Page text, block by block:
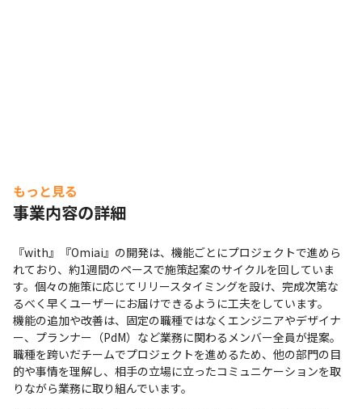
もっと見る
事業内容の詳細
『with』『Omiai』の開発は、機能ごとにプロジェクトで進めら
れており、約1週間のペースで施策起案のサイクルを回していま
す。個々の施策に応じてリリースタイミングを設け、完成次第な
るべく早くユーザーにお届けできるように工夫をしています。
機能の追加や改善は、固定の職種ではなくエンジニアやデザイナ
ー、プランナー（PdM）など業務に関わるメンバー全員が提案。
職種を跨いだチームでプロジェクトを進めるため、他の部門の目
的や事情を理解し、相手の立場に立ったコミュニケーションを取
りながら業務に取り組んでいます。